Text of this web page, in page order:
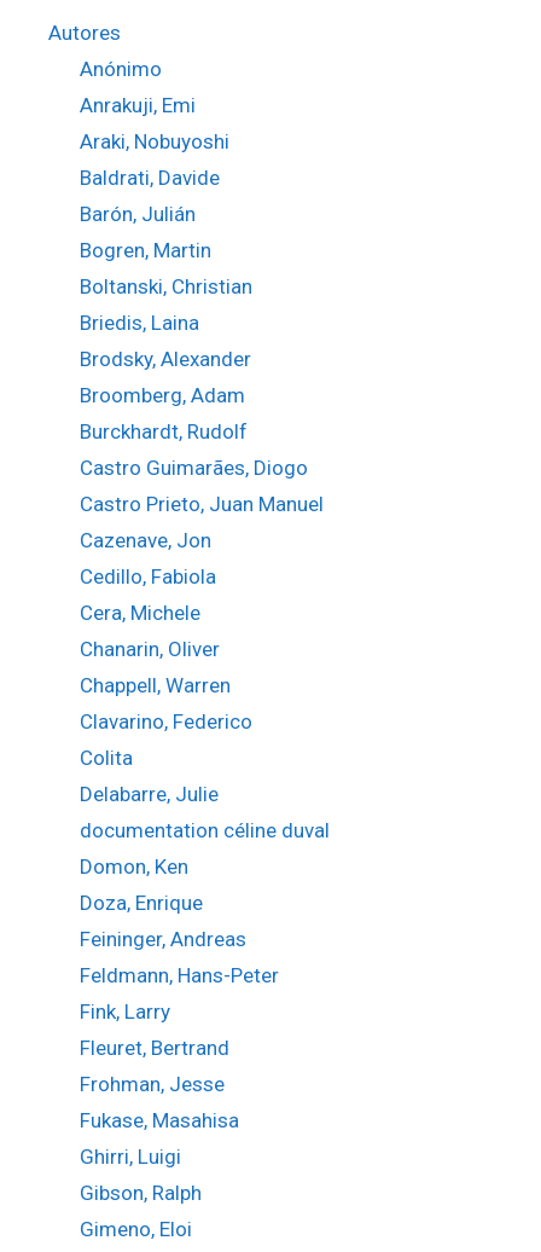
Autores
Anónimo
Anrakuji, Emi
Araki, Nobuyoshi
Baldrati, Davide
Barón, Julián
Bogren, Martin
Boltanski, Christian
Briedis, Laina
Brodsky, Alexander
Broomberg, Adam
Burckhardt, Rudolf
Castro Guimarães, Diogo
Castro Prieto, Juan Manuel
Cazenave, Jon
Cedillo, Fabiola
Cera, Michele
Chanarin, Oliver
Chappell, Warren
Clavarino, Federico
Colita
Delabarre, Julie
documentation céline duval
Domon, Ken
Doza, Enrique
Feininger, Andreas
Feldmann, Hans-Peter
Fink, Larry
Fleuret, Bertrand
Frohman, Jesse
Fukase, Masahisa
Ghirri, Luigi
Gibson, Ralph
Gimeno, Eloi